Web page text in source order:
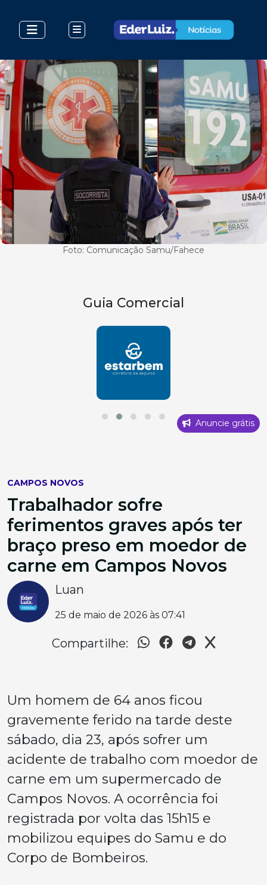
Foto: Comunicação Samu/Fahece
Guia Comercial
Anuncie grátis
CAMPOS NOVOS
Trabalhador sofre
ferimentos graves após ter
braço preso em moedor de
carne em Campos Novos
Luan
25 de maio de 2026 às 07:41
Compartilhe:
Um homem de 64 anos ficou
gravemente ferido na tarde deste
sábado, dia 23, após sofrer um
acidente de trabalho com moedor de
carne em um supermercado de
Campos Novos. A ocorrência foi
registrada por volta das 15h15 e
mobilizou equipes do Samu e do
Corpo de Bombeiros.